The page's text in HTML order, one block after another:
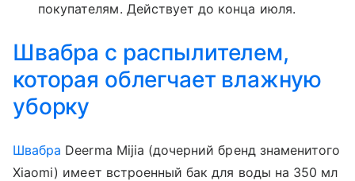
покупателям. Действует до конца июля.
Швабра с распылителем,
которая облегчает влажную
уборку
Швабра Deerma Mijia (дочерний бренд знаменитого
Xiaomi) имеет встроенный бак для воды на 350 мл